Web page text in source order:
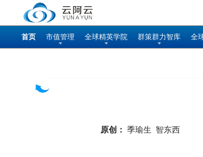
首页 市值管理 全球精英学院 群策群力智库 全
原创： 季瑜生 智东西